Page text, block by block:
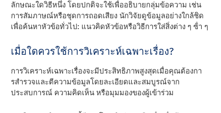
ลักษณะใดวิธีหนึ่ง โดยปกติจะใช้เพื่ออธิบายกลุ่มข้อความ เช่น
การสัมภาษณ์หรือชุดการถอดเสียง นักวิจัยดูข้อมูลอย่างใกล้ชิด
เพื่อค้นหาหัวข้อทั่วไป: แนวคิดหัวข้อหรือวิธีการใส่สิ่งต่าง ๆ ซ้ํา ๆ
เมื่อใดควรใช้การวิเคราะห์เฉพาะเรื่อง?
การวิเคราะห์เฉพาะเรื่องจะมีประสิทธิภาพสูงสุดเมื่อคุณต้องกา
รสํารวจและตีความข้อมูลโดยละเอียดและสมบูรณ์จาก
ประสบการณ์ ความคิดเห็น หรือมุมมองของผู้เข้าร่วม